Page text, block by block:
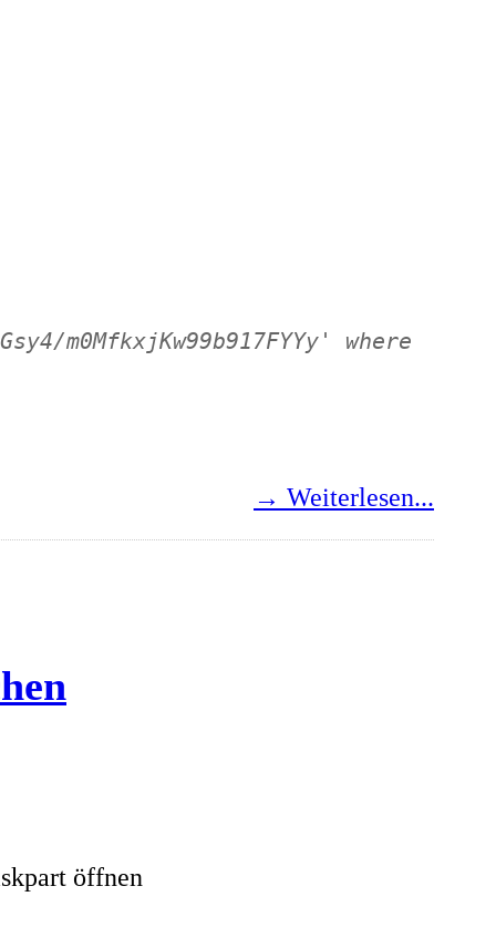
m0MfkxjKw99b917FYYy' where
→ Weiterlesen...
öffnen